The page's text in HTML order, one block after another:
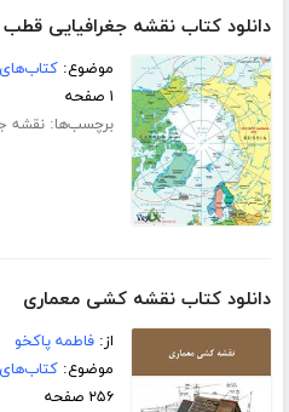
دانلود کتاب نقشه جغرافیایی
موضوع:
۱ صفحه
برچسب‌ها:نقشه
دانلود کتاب نقشه کشی معماری
از:فاطمه پاکخو
موضوع:
۲۵۶ صفحه